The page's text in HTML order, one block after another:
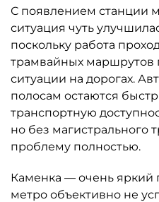
С появлением станции
ситуация чуть
поскольку работа
трамвайных маршрутов
ситуации на дорогах.
полосам остаются
транспортную
но без магистрального
проблему полностью.
Каменка — очень яркий
метро объективно не